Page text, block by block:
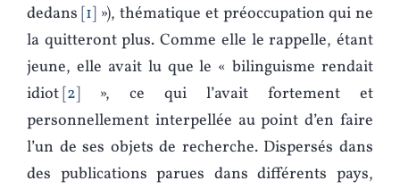
dedans 1 »), thématique et préoccupation qui ne
la quitteront plus. Comme elle le rappelle, étant
jeune, elle avait lu que le « bilinguisme rendait
idiot 2
», ce qui l’avait fortement et
personnellement interpellée au point d’en faire
l’un de ses objets de recherche. Dispersés dans
des publications parues dans différents pays,